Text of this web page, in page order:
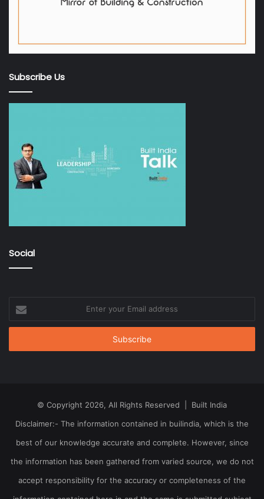
Subscribe Us
Social
your
Email
© Copyright 2026, All Rights Reserved | Built India
Disclaimer:- The information contained in builindia, which is the
best of our knowledge accurate and complete. However, since
the information has been gathered from varied source, we do not
accept responsibility for the accuracy or completeness of the